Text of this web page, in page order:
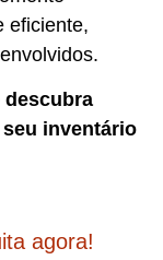
eficiente,
descubra
inventário
agora!